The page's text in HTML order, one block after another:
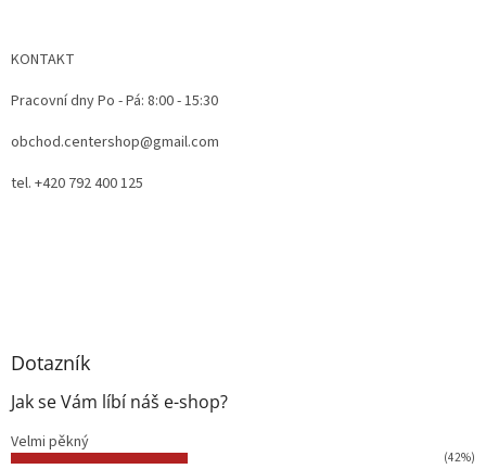
KONTAKT
Pracovní dny Po - Pá: 8:00 - 15:30
obchod.centershop@gmail.com
tel. +420 792 400 125
Dotazník
Jak se Vám líbí náš e-shop?
Velmi pěkný
(42%)